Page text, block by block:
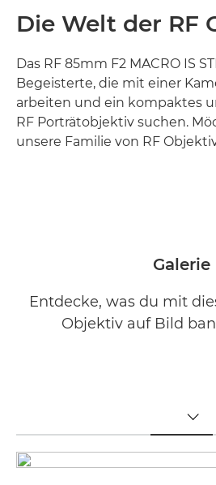
Die Welt der RF
Das RF 85mm F2 MACRO IS
Begeisterte, die mit einer
arbeiten und ein kompaktes
RF Porträtobjektiv suchen.
unsere Familie von RF
Galerie
Entdecke, was du mit
Objektiv auf Bild
TOGGLE